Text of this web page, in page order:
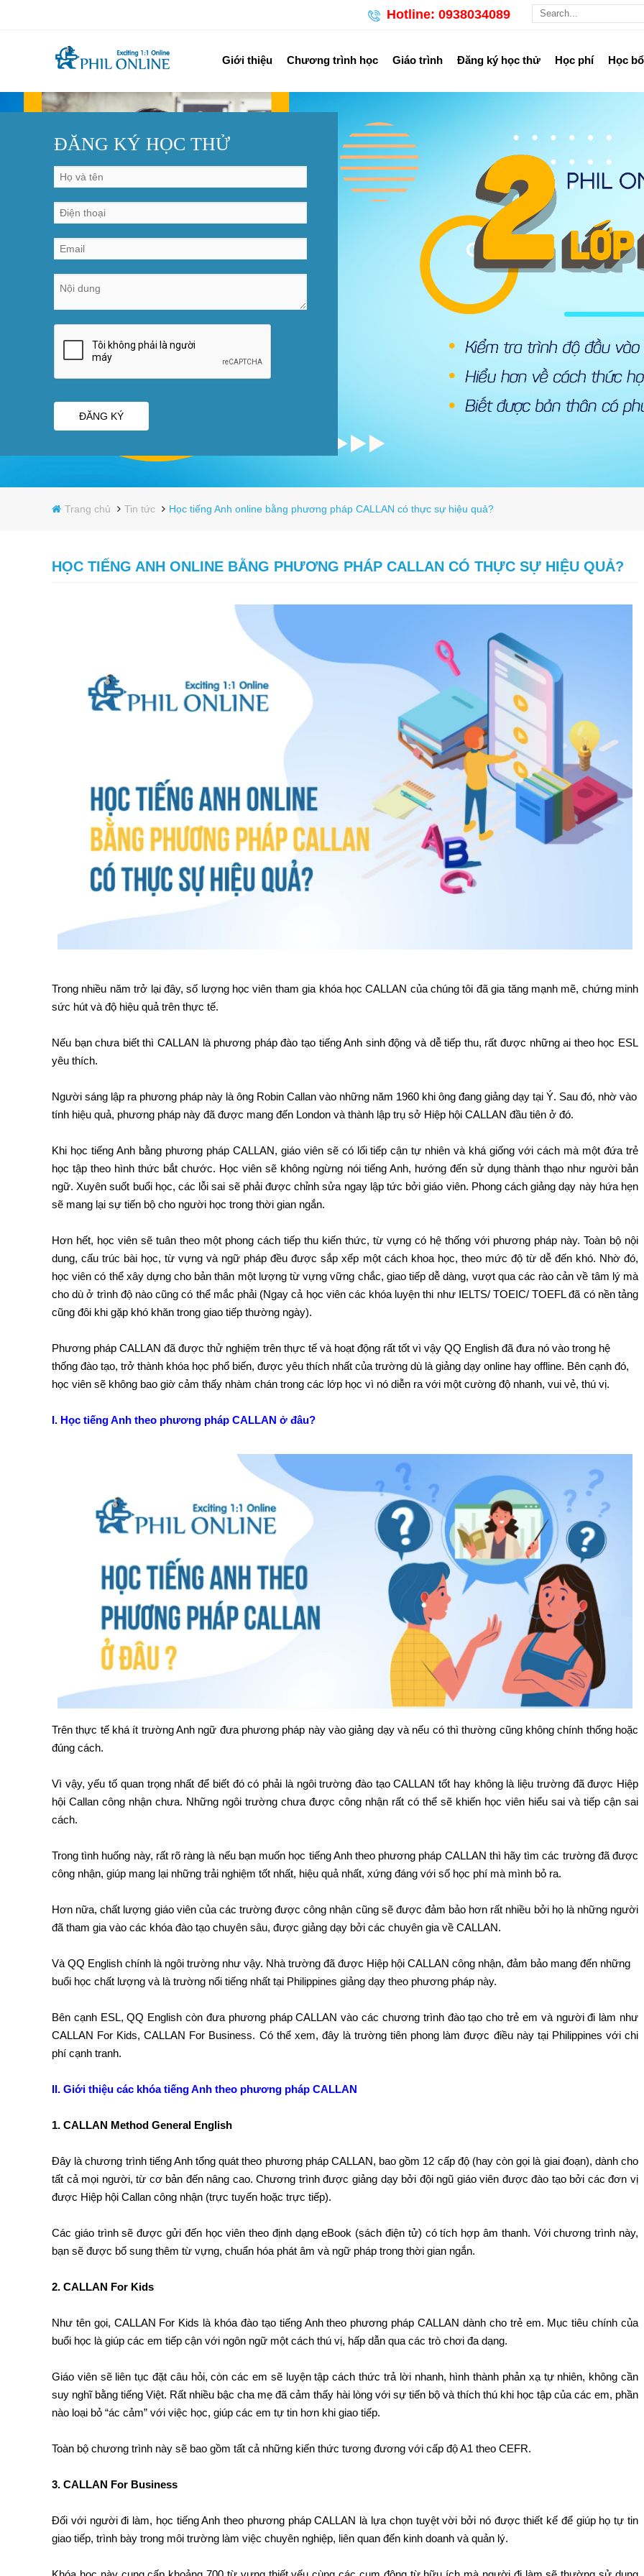
Hotline: 0938034089
Giới thiệu Chương trình học Giáo trình Đăng ký học thử Học phí Học
ĐĂNG KÝ HỌC THỬ
ĐĂNG KÝ
Trang chủ Tin tức Học tiếng Anh online bằng phương pháp CALLAN có thực sự hiệu quả?
HỌC TIẾNG ANH ONLINE BẰNG PHƯƠNG PHÁP CALLAN CÓ THỰC SỰ HIỆU QUẢ?
Trong nhiều năm trở lại đây, số lượng học viên tham gia khóa học CALLAN của chúng tôi đã gia tăng mạnh mẽ, chứng minh
sức hút và độ hiệu quả trên thực tế.
Nếu bạn chưa biết thì CALLAN là phương pháp đào tạo tiếng Anh sinh động và dễ tiếp thu, rất được những ai theo học ESL
yêu thích.
Người sáng lập ra phương pháp này là ông Robin Callan vào những năm 1960 khi ông đang giảng dạy tại Ý. Sau đó, nhờ vào
tính hiệu quả, phương pháp này đã được mang đến London và thành lập trụ sở Hiệp hội CALLAN đầu tiên ở đó.
Khi học tiếng Anh bằng phương pháp CALLAN, giáo viên sẽ có lối tiếp cận tự nhiên và khá giống với cách mà một đứa trẻ
học tập theo hình thức bắt chước. Học viên sẽ không ngừng nói tiếng Anh, hướng đến sử dụng thành thạo như người bản
ngữ. Xuyên suốt buổi học, các lỗi sai sẽ phải được chỉnh sửa ngay lập tức bởi giáo viên. Phong cách giảng dạy này hứa hẹn
sẽ mang lại sự tiến bộ cho người học trong thời gian ngắn.
Hơn hết, học viên sẽ tuân theo một phong cách tiếp thu kiến thức, từ vựng có hệ thống với phương pháp này. Toàn bộ nội
dung, cấu trúc bài học, từ vựng và ngữ pháp đều được sắp xếp một cách khoa học, theo mức độ từ dễ đến khó. Nhờ đó,
học viên có thể xây dựng cho bản thân một lượng từ vựng vững chắc, giao tiếp dễ dàng, vượt qua các rào cản về tâm lý mà
cho dù ở trình độ nào cũng có thể mắc phải (Ngay cả học viên các khóa luyện thi như IELTS/ TOEIC/ TOEFL đã có nền tảng
cũng đôi khi gặp khó khăn trong giao tiếp thường ngày).
Phương pháp CALLAN đã được thử nghiệm trên thực tế và hoạt động rất tốt vì vậy QQ English đã đưa nó vào trong hệ
thống đào tạo, trở thành khóa học phổ biến, được yêu thích nhất của trường dù là giảng dạy online hay offline. Bên cạnh đó,
học viên sẽ không bao giờ cảm thấy nhàm chán trong các lớp học vì nó diễn ra với một cường độ nhanh, vui vẻ, thú vị.
I. Học tiếng Anh theo phương pháp CALLAN ở đâu?
Trên thực tế khá ít trường Anh ngữ đưa phương pháp này vào giảng dạy và nếu có thì thường cũng không chính thống hoặc
đúng cách.
Vì vậy, yếu tố quan trọng nhất để biết đó có phải là ngôi trường đào tạo CALLAN tốt hay không là liệu trường đã được Hiệp
hội Callan công nhận chưa. Những ngôi trường chưa được công nhận rất có thể sẽ khiến học viên hiểu sai và tiếp cận sai
cách.
Trong tình huống này, rất rõ ràng là nếu bạn muốn học tiếng Anh theo phương pháp CALLAN thì hãy tìm các trường đã được
công nhận, giúp mang lại những trải nghiệm tốt nhất, hiệu quả nhất, xứng đáng với số học phí mà mình bỏ ra.
Hơn nữa, chất lượng giáo viên của các trường được công nhận cũng sẽ được đảm bảo hơn rất nhiều bởi họ là những người
đã tham gia vào các khóa đào tạo chuyên sâu, được giảng dạy bởi các chuyên gia về CALLAN.
Và QQ English chính là ngôi trường như vậy. Nhà trường đã được Hiệp hội CALLAN công nhận, đảm bảo mang đến những
buổi học chất lượng và là trường nổi tiếng nhất tại Philippines giảng dạy theo phương pháp này.
Bên cạnh ESL, QQ English còn đưa phương pháp CALLAN vào các chương trình đào tạo cho trẻ em và người đi làm như
CALLAN For Kids, CALLAN For Business. Có thể xem, đây là trường tiên phong làm được điều này tại Philippines với chi
phí cạnh tranh.
II. Giới thiệu các khóa tiếng Anh theo phương pháp CALLAN
1. CALLAN Method General English
Đây là chương trình tiếng Anh tổng quát theo phương pháp CALLAN, bao gồm 12 cấp độ (hay còn gọi là giai đoạn), dành cho
tất cả mọi người, từ cơ bản đến nâng cao. Chương trình được giảng dạy bởi đội ngũ giáo viên được đào tạo bởi các đơn vị
được Hiệp hội Callan công nhận (trực tuyến hoặc trực tiếp).
Các giáo trình sẽ được gửi đến học viên theo định dạng eBook (sách điện tử) có tích hợp âm thanh. Với chương trình này,
bạn sẽ được bổ sung thêm từ vựng, chuẩn hóa phát âm và ngữ pháp trong thời gian ngắn.
2. CALLAN For Kids
Như tên gọi, CALLAN For Kids là khóa đào tạo tiếng Anh theo phương pháp CALLAN dành cho trẻ em. Mục tiêu chính của
buổi học là giúp các em tiếp cận với ngôn ngữ một cách thú vị, hấp dẫn qua các trò chơi đa dạng.
Giáo viên sẽ liên tục đặt câu hỏi, còn các em sẽ luyện tập cách thức trả lời nhanh, hình thành phản xạ tự nhiên, không cần
suy nghĩ bằng tiếng Việt. Rất nhiều bậc cha mẹ đã cảm thấy hài lòng với sự tiến bộ và thích thú khi học tập của các em, phần
nào loại bỏ “ác cảm” với việc học, giúp các em tự tin hơn khi giao tiếp.
Toàn bộ chương trình này sẽ bao gồm tất cả những kiến thức tương đương với cấp độ A1 theo CEFR.
3. CALLAN For Business
Đối với người đi làm, học tiếng Anh theo phương pháp CALLAN là lựa chọn tuyệt vời bởi nó được thiết kế để giúp họ tự tin
giao tiếp, trình bày trong môi trường làm việc chuyên nghiệp, liên quan đến kinh doanh và quản lý.